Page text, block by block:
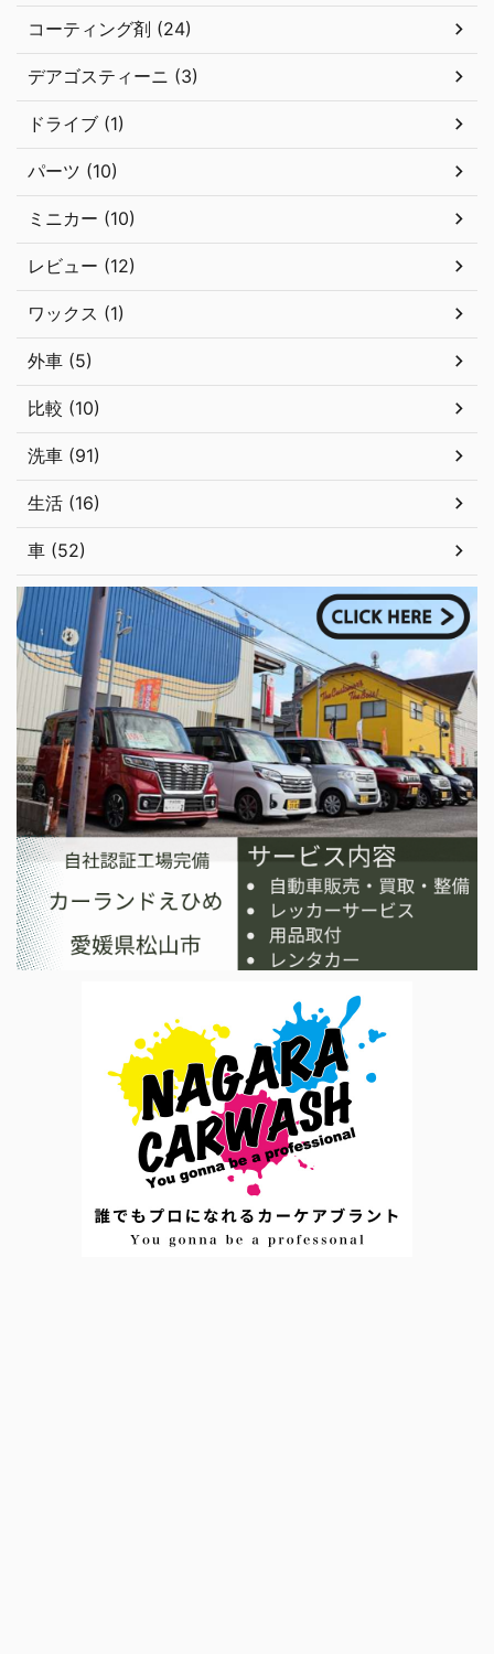
コーティング剤 (24)
デアゴスティーニ (3)
ドライブ (1)
パーツ (10)
ミニカー (10)
レビュー (12)
ワックス (1)
外車 (5)
比較 (10)
洗車 (91)
生活 (16)
車 (52)